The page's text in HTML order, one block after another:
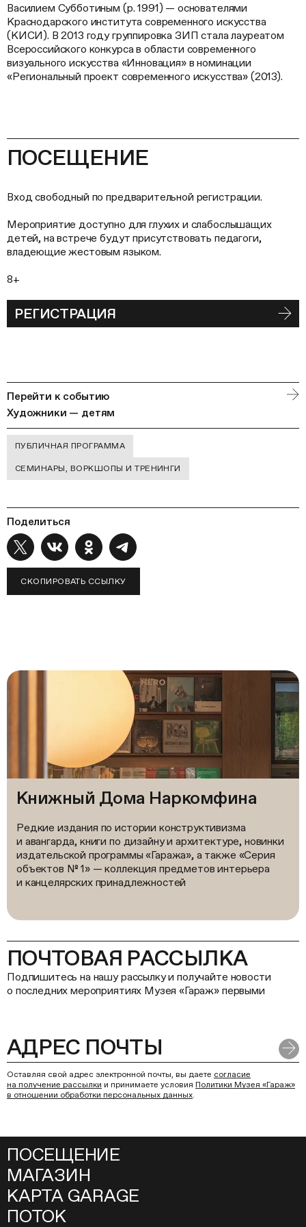
Василием Субботиным (р. 1991) — основателями
Краснодарского института современного искусства
(КИСИ). В 2013 году группировка ЗИП стала лауреатом
Всероссийского конкурса в области современного
визуального искусства «Инновация» в номинации
«Региональный проект современного искусства» (2013).
ПОСЕЩЕНИЕ
Вход свободный по предварительной регистрации.
Мероприятие доступно для глухих и слабослышащих
детей, на встрече будут присутствовать педагоги,
владеющие жестовым языком.
8+
РЕГИСТРАЦИЯ
Перейти к событию
Художники — детям
ПУБЛИЧНАЯ ПРОГРАММА
СЕМИНАРЫ, ВОРКШОПЫ И ТРЕНИНГИ
Поделиться
СКОПИРОВАТЬ ССЫЛКУ
Книжный Дома Наркомфина
Редкие издания по истории конструктивизма
и авангарда, книги по дизайну и архитектуре, новинки
издательской программы «Гаража», а также «Серия
объектов № 1» — коллекция предметов интерьера
и канцелярских принадлежностей
ПОЧТОВАЯ РАССЫЛКА
Подпишитесь на нашу рассылку и получайте новости
о последних мероприятиях Музея «Гараж» первыми
Оставляя свой адрес электронной почты, вы даете согласие
на получение рассылки и принимаете условия Политики Музея «Гараж»
в отношении обработки персональных данных.
ПОСЕЩЕНИЕ
МАГАЗИН
КАРТА GARAGE
ПОТОК